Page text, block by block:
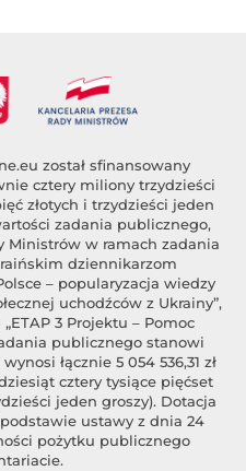
został sfinansowany
cztery miliony trzydzieści
złotych i trzydzieści jeden
zadania publicznego,
Ministrów w ramach zadania
dziennikarzom
– popularyzacja wiedzy
uchodźców z Ukrainy”,
3 Projektu – Pomoc
publicznego stanowi
łącznie 5 054 536,31 zł
cztery tysiące pięćset
jeden groszy). Dotacja
ustawy z dnia 24
pożytku publicznego